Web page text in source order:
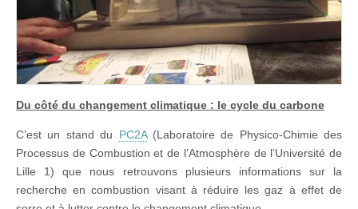
Du côté du changement climatique : le cycle du carbone
C’est un stand du PC2A(Laboratoire de Physico-Chimie des
Processus de Combustion et de l’Atmosphère de l’Université de
Lille 1) que nous retrouvons plusieurs informations sur la
recherche en combustion visant à réduire les gaz à effet de